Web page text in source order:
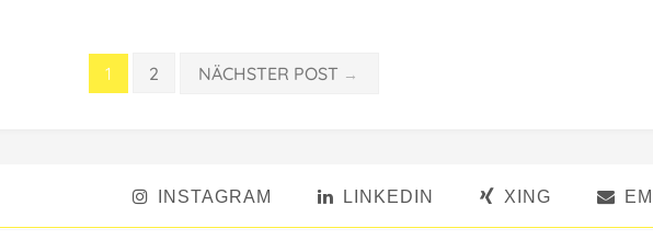
1 2 NÄCHSTER POST →
INSTAGRAM LINKEDIN XING